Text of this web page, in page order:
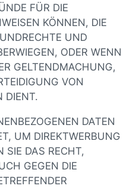
FÜR DIE
KÖNNEN, DIE
UND
ODER WENN
GELTENDMACHUNG,
VON
DIENT.
DATEN
UM DIREKTWERBUNG
SIE DAS RECHT,
GEGEN DIE